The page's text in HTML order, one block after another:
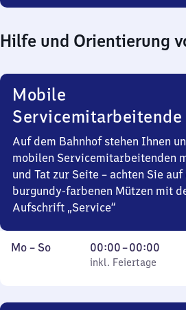
Hilfe und Orientierung
Mobile
Servicemitarbeitende
Auf dem Bahnhof stehen Ihnen
mobilen Servicemitarbeitenden
und Tat zur Seite – achten Sie auf
burgundy-farbenen Mützen mit
Aufschrift „Service“
Montag
Mo – So,
inkl. Feiertage
00:00–00:00
Von
0
inkl. Feiertage